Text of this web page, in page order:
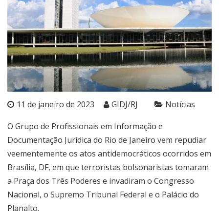
11 de janeiro de 2023 GIDJ/RJ Notícias
O Grupo de Profissionais em Informação e
Documentação Jurídica do Rio de Janeiro vem repudiar
veementemente os atos antidemocráticos ocorridos em
Brasília, DF, em que terroristas bolsonaristas tomaram
a Praça dos Três Poderes e invadiram o Congresso
Nacional, o Supremo Tribunal Federal e o Palácio do
Planalto.